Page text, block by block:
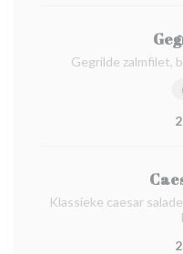
Gegrilde zalmfilet,
Klassieke caesar